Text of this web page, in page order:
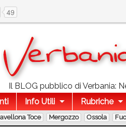
49
Il BLOG pubblico di Verbania:
Info Utili Rubriche
Toce Mergozzo Ossola